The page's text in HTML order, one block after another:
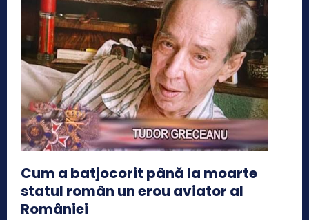
Cum a batjocorit până la moarte
statul român un erou aviator al
României